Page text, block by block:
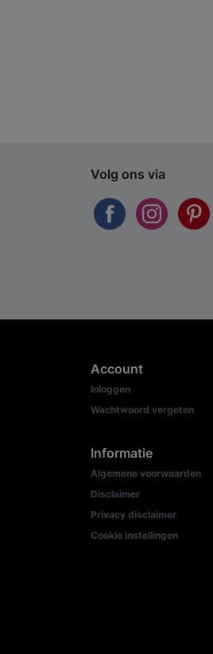
Volg ons via
Account
Inloggen
Wachtwoord vergeten
Informatie
Algemene voorwaarden
Disclaimer
Privacy disclaimer
Cookie instellingen